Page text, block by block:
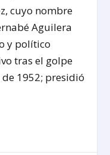
cuyo nombre
Aguilera
y político
tras el golpe
1952; presidió